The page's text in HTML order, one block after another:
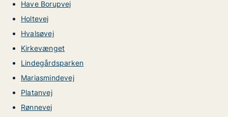
Have Borupvej
Holtevej
Hvalsøvej
Kirkevænget
Lindegårdsparken
Mariasmindevej
Platanvej
Rønnevej